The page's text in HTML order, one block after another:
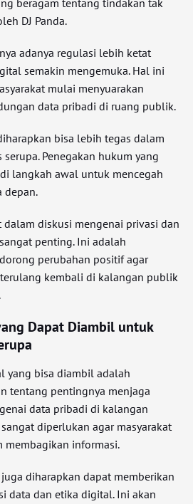
beragam tentang tindakan tak
DJ Panda.
adanya regulasi lebih ketat
semakin mengemuka. Hal ini
mulai menyuarakan
data pribadi di ruang publik.
bisa lebih tegas dalam
Penegakan hukum yang
langkah awal untuk mencegah
depan.
dalam diskusi mengenai privasi dan
penting. Ini adalah
perubahan positif agar
kembali di kalangan publik
Dapat Diambil untuk
yang bisa diambil adalah
tentang pentingnya menjaga
data pribadi di kalangan
diperlukan agar masyarakat
informasi.
diharapkan dapat memberikan
data dan etika digital. Ini akan